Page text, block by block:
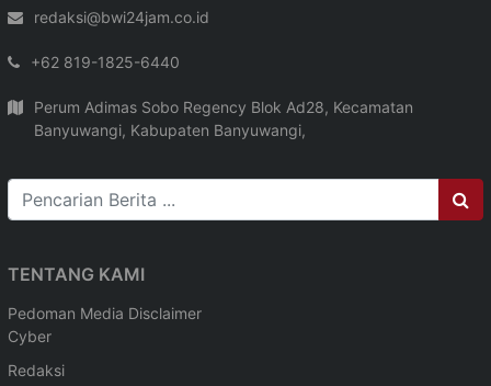
redaksi@bwi24jam.co.id
+62 819-1825-6440
Perum Adimas Sobo Regency Blok Ad28, Kecamatan
Banyuwangi, Kabupaten Banyuwangi,
TENTANG KAMI
Pedoman Media
Cyber
Disclaimer
Redaksi